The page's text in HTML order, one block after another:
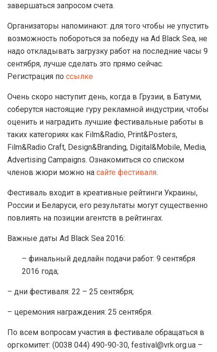
завершаться запросом счета.
Организаторы напоминают: для того чтобы не упустить
возможность побороться за победу на Ad Black Sea, не
надо откладывать загрузку работ на последние часы 9
сентября, лучше сделать это прямо сейчас.
Регистрация по ссылке
Очень скоро наступит день, когда в Грузии, в Батуми,
соберутся настоящие гуру рекламной индустрии, чтобы
оценить и наградить лучшие фестивальные работы в
таких категориях как Film&Radio, Print&Posters,
Film&Radio Craft, Design&Branding, Digital&Mobile, Media,
Advertising Campaigns. Ознакомиться со списком
членов жюри можно на сайте фестиваля.
Фестиваль входит в креативные рейтинги Украины,
России и Беларуси, его результаты могут существенно
повлиять на позиции агентств в рейтингах.
Важные даты Ad Black Sea 2016:
– финальный дедлайн подачи работ: 9 сентября
2016 года;
– дни фестиваля: 22 – 25 сентября;
– церемония награждения: 25 сентября.
По всем вопросам участия в фестивале обращаться в
оргкомитет: (0038 044) 490-90-30, festival@vrk.org.ua –